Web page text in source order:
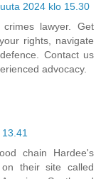
2024 klo 15.30
lawyer. Get
rights, navigate
Contact us
advocacy.
13.41
chain Hardee's
their site called